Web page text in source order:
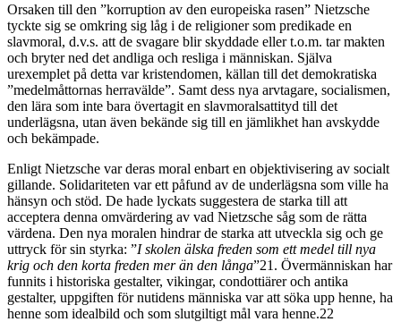
Orsaken till den ”korruption av den europeiska rasen” Nietzsche
tyckte sig se omkring sig låg i de religioner som predikade en
slavmoral, d.v.s. att de svagare blir skyddade eller t.o.m. tar makten
och bryter ned det andliga och resliga i människan. Själva
urexemplet på detta var kristendomen, källan till det demokratiska
”medelmåttornas herravälde”. Samt dess nya arvtagare, socialismen,
den lära som inte bara övertagit en slavmoralsattityd till det
underlägsna, utan även bekände sig till en jämlikhet han avskydde
och bekämpade.
Enligt Nietzsche var deras moral enbart en objektivisering av socialt
gillande. Solidariteten var ett påfund av de underlägsna som ville ha
hänsyn och stöd. De hade lyckats suggestera de starka till att
acceptera denna omvärdering av vad Nietzsche såg som de rätta
värdena. Den nya moralen hindrar de starka att utveckla sig och ge
uttryck för sin styrka: ”I skolen älska freden som ett medel till nya
krig och den korta freden mer än den långa”21. Övermänniskan har
funnits i historiska gestalter, vikingar, condottiärer och antika
gestalter, uppgiften för nutidens människa var att söka upp henne, ha
henne som idealbild och som slutgiltigt mål vara henne.22